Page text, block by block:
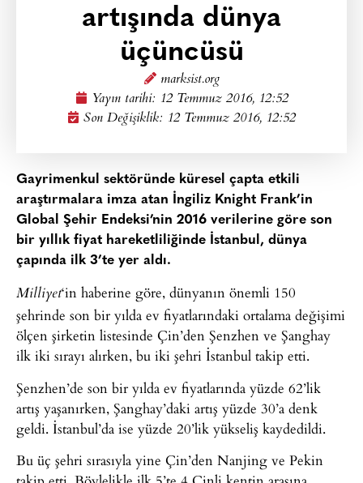
artışında dünya
üçüncüsü
marksist.org
Yayın tarihi: 12 Temmuz 2016, 12:52
Son Değişiklik: 12 Temmuz 2016, 12:52
Gayrimenkul sektöründe küresel çapta etkili
araştırmalara imza atan İngiliz Knight Frank’in
Global Şehir Endeksi’nin 2016 verilerine göre son
bir yıllık fiyat hareketliliğinde İstanbul, dünya
çapında ilk 3’te yer aldı.
Milliyet‘in haberine göre, dünyanın önemli 150
şehrinde son bir yılda ev fiyatlarındaki ortalama değişimi
ölçen şirketin listesinde Çin’den Şenzhen ve Şanghay
ilk iki sırayı alırken, bu iki şehri İstanbul takip etti.
Şenzhen’de son bir yılda ev fiyatlarında yüzde 62’lik
artış yaşanırken, Şanghay’daki artış yüzde 30’a denk
geldi. İstanbul’da ise yüzde 20’lik yükseliş kaydedildi.
Bu üç şehri sırasıyla yine Çin’den Nanjing ve Pekin